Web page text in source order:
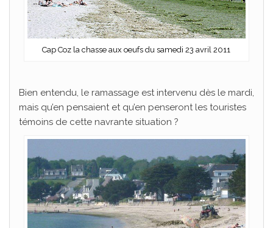
Cap Coz la chasse aux oeufs du samedi 23 avril 2011
Bien entendu, le ramassage est intervenu dès le mardi,
mais qu’en pensaient et qu’en penseront les touristes
témoins de cette navrante situation ?